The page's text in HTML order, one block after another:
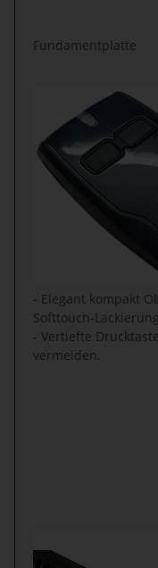
-
-
Fundamentplatte
- Elegant kompakt
Softtouch-Lackierung
- Vertiefte
vermeiden.